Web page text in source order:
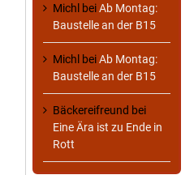
Michl beiAb Montag:
Baustelle an der B15
Michl beiAb Montag:
Baustelle an der B15
Bäckereifreund bei
Eine Ära ist zu Ende in
Rott